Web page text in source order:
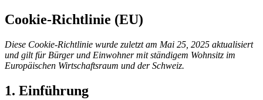
Cookie-Richtlinie (EU)
Diese Cookie-Richtlinie wurde zuletzt am Mai 25, 2025 aktualisiert
und gilt für Bürger und Einwohner mit ständigem Wohnsitz im
Europäischen Wirtschaftsraum und der Schweiz.
1. Einführung